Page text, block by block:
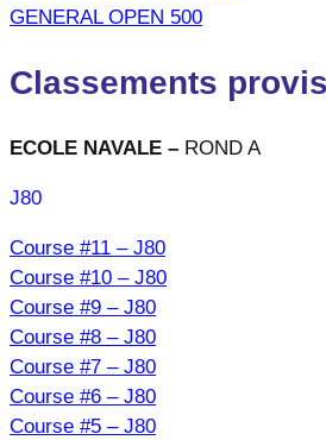
GENERAL OPEN 500
Classements
ECOLE NAVALE – ROND A
J80
Course #11 – J80
Course #10 – J80
Course #9 – J80
Course #8 – J80
Course #7 – J80
Course #6 – J80
Course #5 – J80